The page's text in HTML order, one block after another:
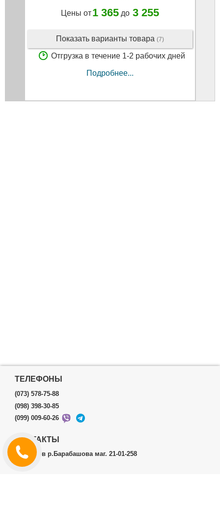
Цены от1 365 до 3 255
Показать варианты товара (7)
Отгрузка в течение 1-2 рабочих дней
Подробнее...
ТЕЛЕФОНЫ
(073) 578-75-88
(098) 398-30-85
(099) 009-60-26
КОНТАКТЫ
г.Харьков р.Барабашова маг. 21-01-258